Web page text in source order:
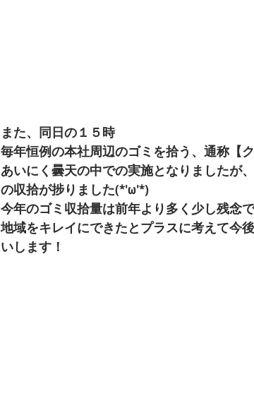
また、同日の１５時
毎年恒例の本社周辺のゴミを拾う、通称【
あいにく曇天の中での実施となりましたが
の収拾が捗りました(*'ω'*)
今年のゴミ収拾量は前年より多く少し残念
地域をキレイにできたとプラスに考えて今
いします！